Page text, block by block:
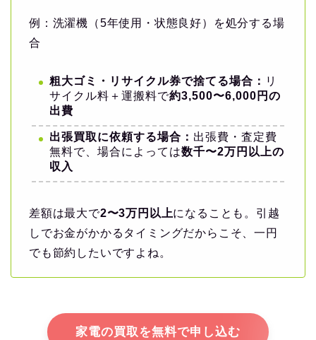
例：洗濯機（5年使用・状態良好）を処分する場
合
粗大ゴミ・リサイクル券で捨てる場合： リ
サイクル料＋運搬料で約3,500〜6,000円の
出費
出張買取に依頼する場合： 出張費・査定費
無料で、場合によっては数千〜2万円以上の
収入
差額は最大で2〜3万円以上になることも。引越
しでお金がかかるタイミングだからこそ、一円
でも節約したいですよね。
家電の買取を無料で申し込む